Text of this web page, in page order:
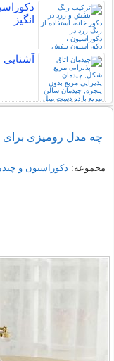
انگیز
چه مدل رومیزی
مجموعه: دکوراسیون و